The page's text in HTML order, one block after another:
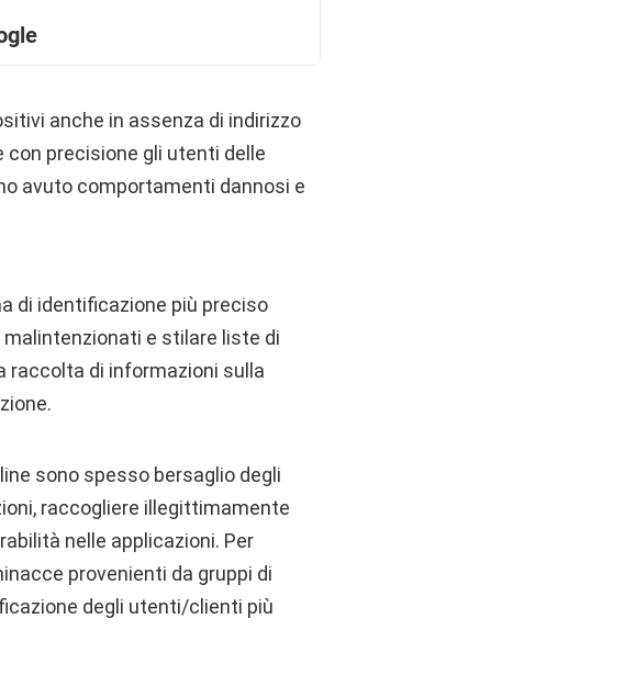
anche in assenza di indirizzo
con precisione gli utenti delle
avuto comportamenti dannosi e
di identificazione più preciso
e stilare liste di
raccolta di informazioni sulla
sono spesso bersaglio degli
raccogliere illegittimamente
nelle applicazioni. Per
provenienti da gruppi di
degli utenti/clienti più